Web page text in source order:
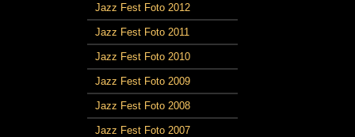
Jazz Fest Foto 2012
Jazz Fest Foto 2011
Jazz Fest Foto 2010
Jazz Fest Foto 2009
Jazz Fest Foto 2008
Jazz Fest Foto 2007